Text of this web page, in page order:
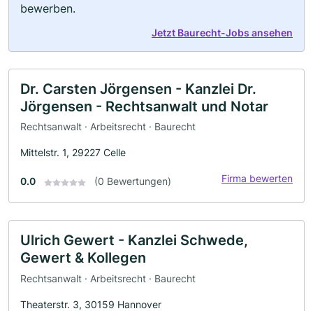
bewerben.
Jetzt Baurecht-Jobs ansehen
Dr. Carsten Jörgensen - Kanzlei Dr.
Jörgensen - Rechtsanwalt und Notar
Rechtsanwalt · Arbeitsrecht · Baurecht
Mittelstr. 1, 29227 Celle
0.0 (0 Bewertungen) Firma bewerten
Ulrich Gewert - Kanzlei Schwede,
Gewert & Kollegen
Rechtsanwalt · Arbeitsrecht · Baurecht
Theaterstr. 3, 30159 Hannover